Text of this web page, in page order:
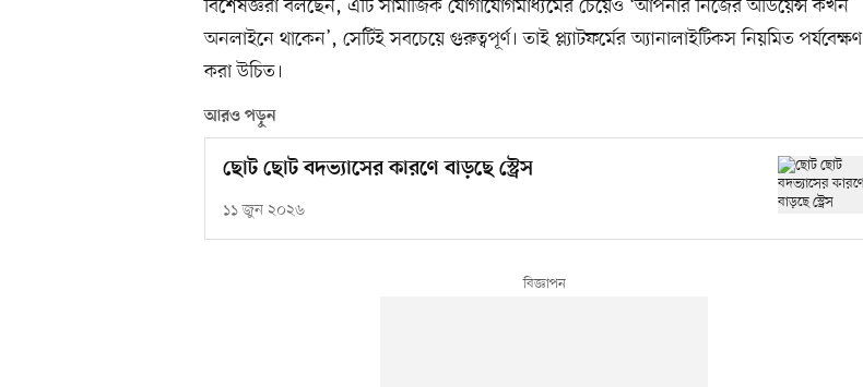
বিশেষজ্ঞরা বলছেন, এটি সামাজিক যোগাযোগমাধ্যমের চেয়েও ‘আপনার নিজের অডিয়েন্স কখন
অনলাইনে থাকেন’, সেটিই সবচেয়ে গুরুত্বপূর্ণ। তাই প্ল্যাটফর্মের অ্যানালাইটিকস নিয়মিত পর্যবেক্ষণ
করা উচিত।
আরও পড়ুন
ছোট ছোট বদভ্যাসের কারণে বাড়ছে স্ট্রেস
১১ জুন ২০২৬